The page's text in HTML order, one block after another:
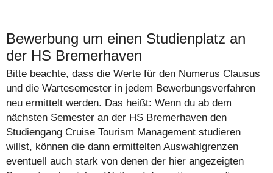
Bewerbung um einen Studienplatz an
der HS Bremerhaven
Bitte beachte, dass die Werte für den Numerus Clausus
und die Wartesemester in jedem Bewerbungsverfahren
neu ermittelt werden. Das heißt: Wenn du ab dem
nächsten Semester an der HS Bremerhaven den
Studiengang Cruise Tourism Management studieren
willst, können die dann ermittelten Auswahlgrenzen
eventuell auch stark von denen der hier angezeigten